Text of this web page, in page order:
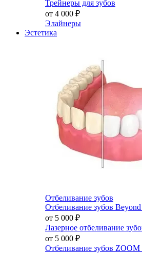
Трейнеры для зубов
от 4 000 ₽
Элайнеры
Эстетика
Отбеливание зубов
Отбеливание зубов
от 5 000 ₽
Лазерное отбеливание
от 5 000 ₽
Отбеливание зубов ZOOM